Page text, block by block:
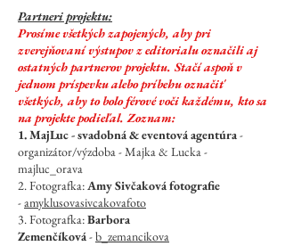
Partneri projektu:
Prosíme všetkých zapojených, aby pri
zverejňovaní výstupov z editorialu označili aj
ostatných partnerov projektu. Stačí aspoň v
jednom príspevku alebo príbehu označiť
všetkých, aby to bolo férové voči každému, kto sa
na projekte podieľal. Zoznam:
1. MajLuc - svadobná & eventová agentúra-
organizátor/výzdoba - Majka & Lucka -
majluc_orava
2. Fotografka:Amy Sivčaková fotografie
-amyklusovasivcakovafoto
3. Fotografka:Barbora
Zemenčíková-b_zemancikova